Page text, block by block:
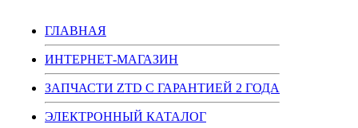
ГЛАВНАЯ
ИНТЕРНЕТ-МАГАЗИН
ЗАПЧАСТИ ZTD С ГАРАНТИЕЙ 2 ГОДА
ЭЛЕКТРОННЫЙ КАТАЛОГ